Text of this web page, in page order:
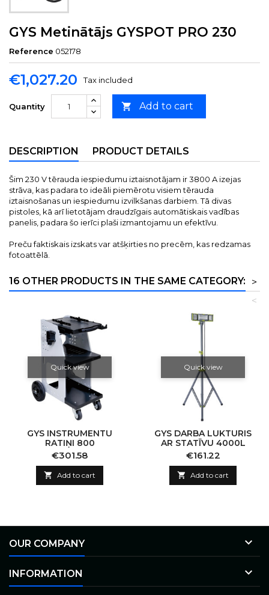
GYS Metinātājs GYSPOT PRO 230
Reference 052178
€1,027.20 Tax included
Quantity  Add to cart
DESCRIPTION PRODUCT DETAILS
Šim 230 V tērauda iespiedumu iztaisnotājam ir 3800 A izejas
strāva, kas padara to ideāli piemērotu visiem tērauda
iztaisnošanas un iespiedumu izvilkšanas darbiem. Tā divas
pistoles, kā arī lietotājam draudzīgais automātiskais vadības
panelis, padara šo ierīci plaši izmantojamu un efektīvu.
Preču faktiskais izskats var atšķirties no precēm, kas redzamas
fotoattēlā.
16 OTHER PRODUCTS IN THE SAME CATEGORY:
>
<
Quick view
GYS INSTRUMENTU
RATIŅI 800
Price
€301.58
 Add to cart
Quick view
GYS DARBA LUKTURIS
AR STATĪVU 4000L
Price
€161.22
 Add to cart
OUR COMPANY 
INFORMATION 